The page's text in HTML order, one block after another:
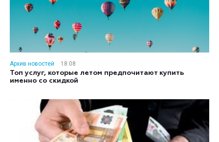
Архив новостей
18:08
Топ услуг, которые летом предпочитают купить
именно со скидкой